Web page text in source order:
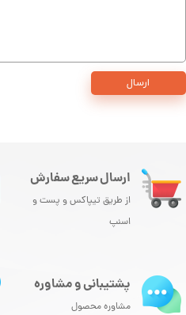
ارسال
ارسال سریع سفارش
از طریق تیپاکس و پست و
اسنپ
پشتیبانی و مشاوره
مشاوره محصول